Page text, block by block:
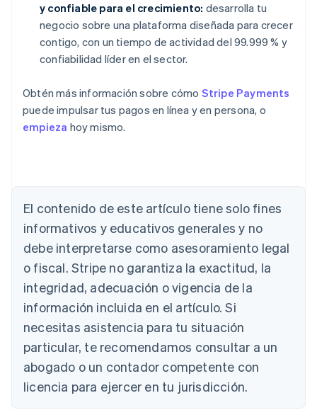
y confiable para el crecimiento: desarrolla tu
negocio sobre una plataforma diseñada para crecer
contigo, con un tiempo de actividad del 99.999 % y
confiabilidad líder en el sector.
Obtén más información sobre cómo Stripe Payments
puede impulsar tus pagos en línea y en persona, o
empieza hoy mismo.
El contenido de este artículo tiene solo fines
informativos y educativos generales y no
debe interpretarse como asesoramiento legal
o fiscal. Stripe no garantiza la exactitud, la
integridad, adecuación o vigencia de la
información incluida en el artículo. Si
necesitas asistencia para tu situación
particular, te recomendamos consultar a un
abogado o un contador competente con
licencia para ejercer en tu jurisdicción.
DeutschEnglish
English
Austria
DeutschEnglish
Bélgica
Nederlands FrançaisDeutschEnglish
Brasil
Bulgaria
English
Canadá
EnglishFrançais
China continental